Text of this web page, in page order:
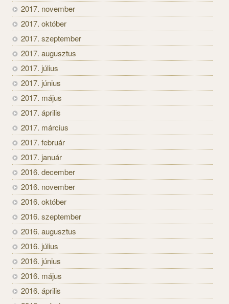
2017. november
2017. október
2017. szeptember
2017. augusztus
2017. július
2017. június
2017. május
2017. április
2017. március
2017. február
2017. január
2016. december
2016. november
2016. október
2016. szeptember
2016. augusztus
2016. július
2016. június
2016. május
2016. április